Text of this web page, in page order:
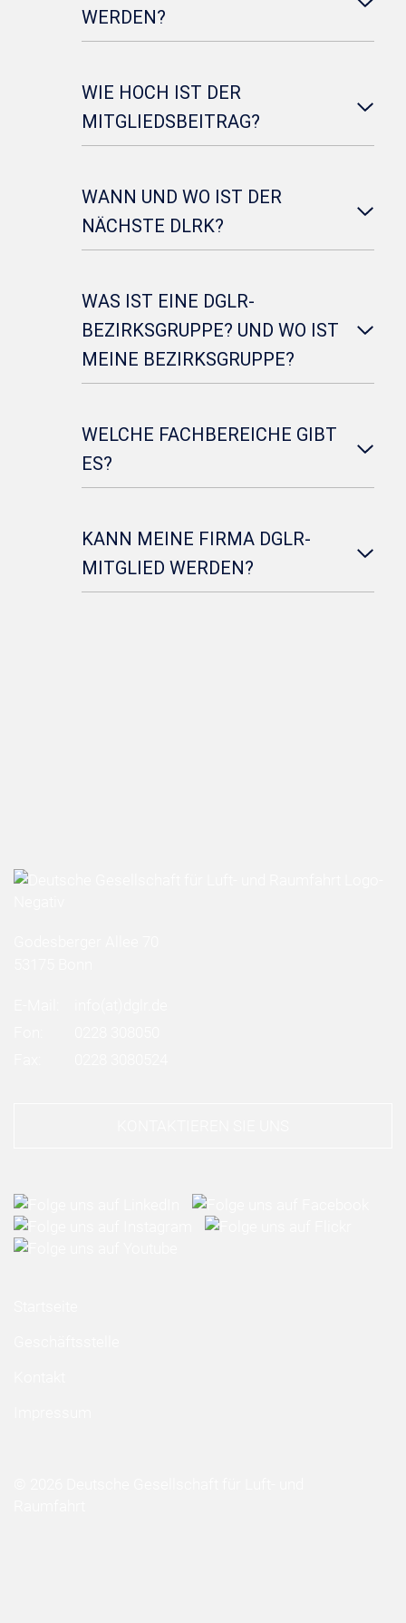
WERDEN?
WIE HOCH IST DER
MITGLIEDSBEITRAG?
WANN UND WO IST DER
NÄCHSTE DLRK?
WAS IST EINE DGLR-
BEZIRKSGRUPPE? UND WO IST
MEINE BEZIRKSGRUPPE?
WELCHE FACHBEREICHE GIBT
ES?
KANN MEINE FIRMA DGLR-
MITGLIED WERDEN?